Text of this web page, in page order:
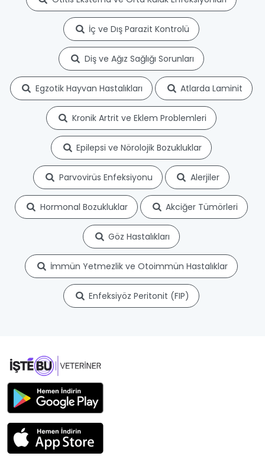
İç ve Dış Parazit Kontrolü
Diş ve Ağız Sağlığı Sorunları
Egzotik Hayvan Hastalıkları Atlarda Laminit
Kronik Artrit ve Eklem Problemleri
Epilepsi ve Nörolojik Bozukluklar
Parvovirüs Enfeksiyonu Alerjiler
Hormonal Bozukluklar Akciğer Tümörleri
Göz Hastalıkları
İmmün Yetmezlik ve Otoimmün Hastalıklar
Enfeksiyöz Peritonit (FIP)